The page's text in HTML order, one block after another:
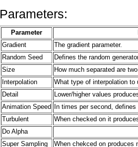
Parameters:
Parameter
Gradient
The gradient parameter.
Random Seed
Defines the random
Size
How much separated are
Interpolation
What type of interpolation to
Detail
Lower/higher values
Animation Speed
In times per second,
Turbulent
When checked on it
Do Alpha
Super Sampling
When chekced on produces